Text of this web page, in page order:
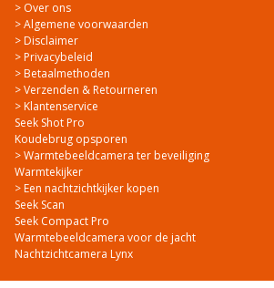
> Over ons
> Algemene voorwaarden
> Disclaimer
> Privacybeleid
> Betaalmethoden
> Verzenden & Retourneren
> Klantenservice
Seek Shot Pro
Koudebrug opsporen
> Warmtebeeldcamera ter beveiliging
Warmtekijker
> Een nachtzichtkijker kopen
Seek Scan
Seek Compact Pro
Warmtebeeldcamera voor de jacht
Nachtzichtcamera Lynx